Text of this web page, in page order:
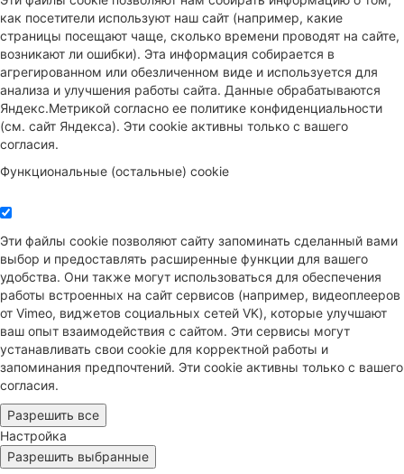
как посетители используют наш сайт (например, какие
страницы посещают чаще, сколько времени проводят на сайте,
возникают ли ошибки). Эта информация собирается в
агрегированном или обезличенном виде и используется для
анализа и улучшения работы сайта. Данные обрабатываются
Яндекс.Метрикой согласно ее политике конфиденциальности
(см. сайт Яндекса). Эти cookie активны только с вашего
согласия.
Функциональные (остальные) cookie
Эти файлы cookie позволяют сайту запоминать сделанный вами
выбор и предоставлять расширенные функции для вашего
удобства. Они также могут использоваться для обеспечения
работы встроенных на сайт сервисов (например, видеоплееров
от Vimeo, виджетов социальных сетей VK), которые улучшают
ваш опыт взаимодействия с сайтом. Эти сервисы могут
устанавливать свои cookie для корректной работы и
запоминания предпочтений. Эти cookie активны только с вашего
согласия.
Разрешить все
Настройка
Разрешить выбранные